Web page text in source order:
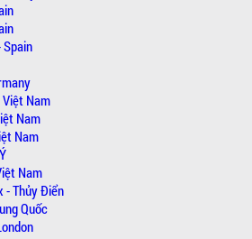
Nam
Nam
Nam
Nam
- Thủy Điển
Quốc